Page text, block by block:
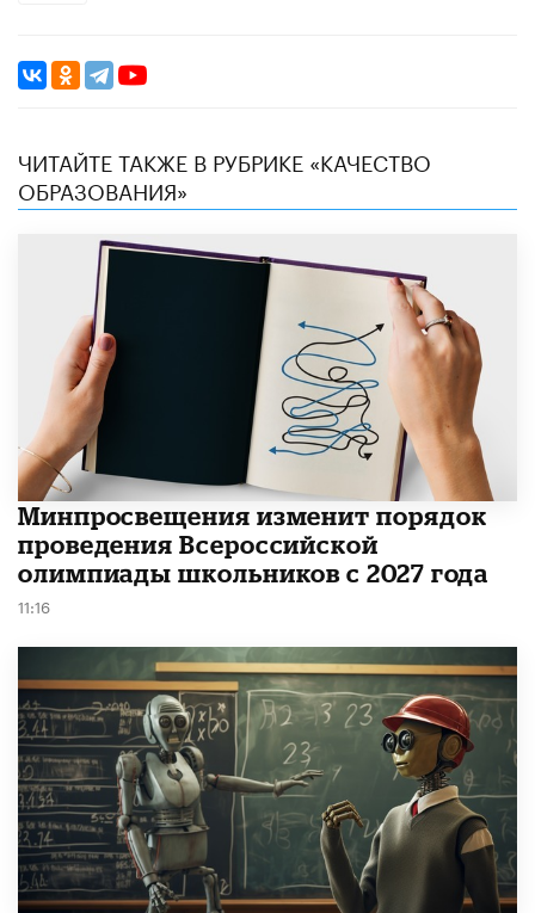
ЧИТАЙТЕ ТАКЖЕ В РУБРИКЕ «КАЧЕСТВО
ОБРАЗОВАНИЯ»
Минпросвещения изменит порядок
проведения Всероссийской
олимпиады школьников с 2027 года
11:16